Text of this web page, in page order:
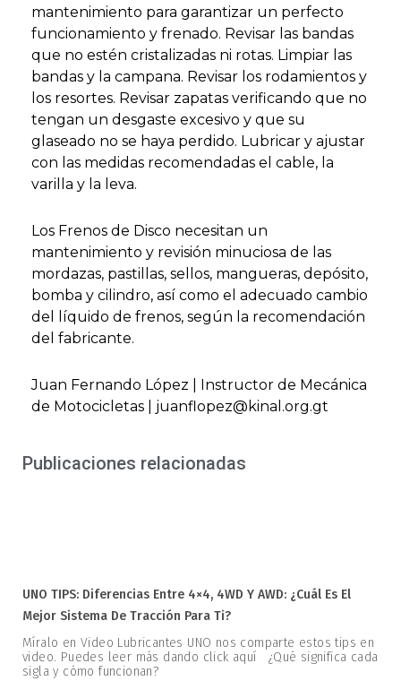
mantenimiento para garantizar un perfecto
funcionamiento y frenado. Revisar las bandas
que no estén cristalizadas ni rotas. Limpiar las
bandas y la campana. Revisar los rodamientos y
los resortes. Revisar zapatas verificando que no
tengan un desgaste excesivo y que su
glaseado no se haya perdido. Lubricar y ajustar
con las medidas recomendadas el cable, la
varilla y la leva.
Los Frenos de Disco necesitan un
mantenimiento y revisión minuciosa de las
mordazas, pastillas, sellos, mangueras, depósito,
bomba y cilindro, así como el adecuado cambio
del líquido de frenos, según la recomendación
del fabricante.
Juan Fernando López | Instructor de Mecánica
de Motocicletas | juanflopez@kinal.org.gt
Publicaciones relacionadas
UNO TIPS: Diferencias Entre 4×4, 4WD Y AWD: ¿Cuál Es El
Mejor Sistema De Tracción Para Ti?
Míralo en Video Lubricantes UNO nos comparte estos tips en
video. Puedes leer más dando click aquí ¿Qué significa cada
sigla y cómo funcionan?